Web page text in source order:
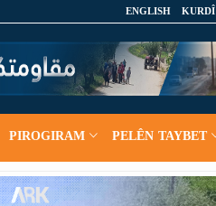
KURDÎ
ENGLISH
PIROGIRAM PELÊN TAYBET